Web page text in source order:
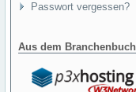
Passwort vergessen?
Aus dem Branchenbuch